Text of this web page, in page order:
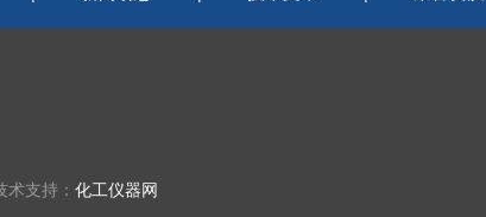
支持： 化工仪器网